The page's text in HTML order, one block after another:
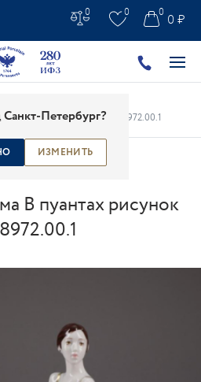
Санкт-Петербург?
ИЗМЕНИТЬ
0 0 0 ₽
0
рисунок Натали арт. 82.98972.00.1
В пуантах рисунок